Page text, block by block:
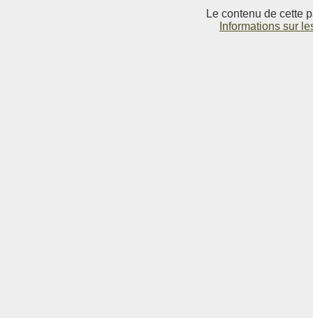
Le contenu de cette
Informations sur